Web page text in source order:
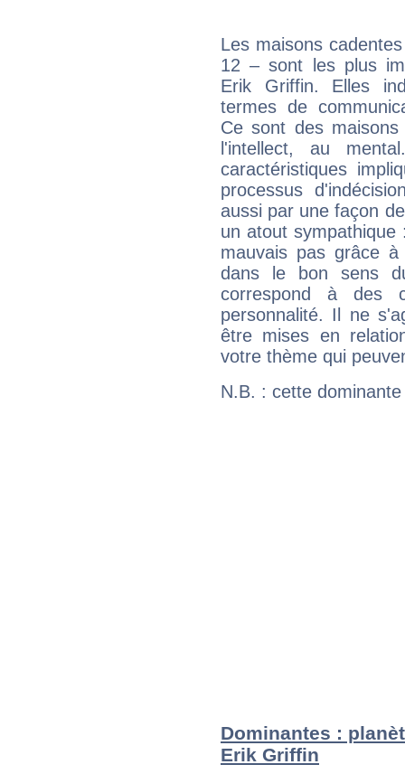
Les maisons
12 – sont les plus
Erik Griffin. Elles
termes de
Ce sont des
l'intellect, au
caractéristiques
processus
aussi par une façon
un atout
mauvais pas grâce
dans le bon sens
correspond à des
personnalité. Il ne
être mises en
votre thème qui
N.B. : cette
Dominantes :
Erik Griffin